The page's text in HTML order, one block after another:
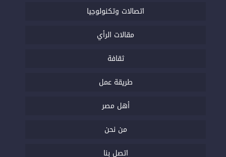
اتصالات وتكنولوجيا
مقالات الرأي
ثقافة
طريقة عمل
أهل مصر
من نحن
اتصل بنا